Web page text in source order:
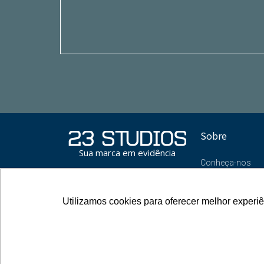
Utilizamos cookies para oferecer melhor
Utilizamos cookies para oferecer melhor
Sua marca em evidência
Sobre
Conheça-nos
Oportunidades